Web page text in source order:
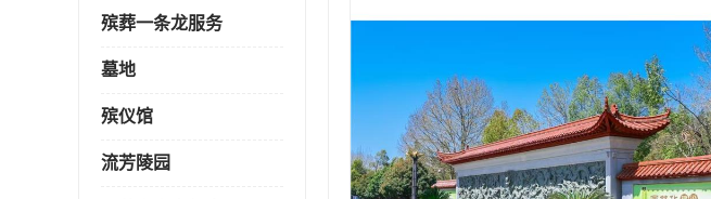
殡葬一条龙服务
墓地
殡仪馆
流芳陵园